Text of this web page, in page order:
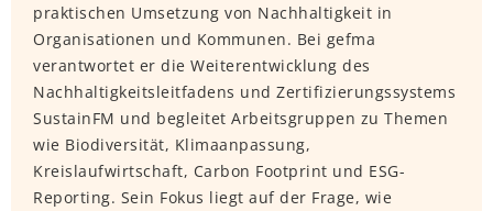
praktischen Umsetzung von Nachhaltigkeit in
Organisationen und Kommunen. Bei gefma
verantwortet er die Weiterentwicklung des
Nachhaltigkeitsleitfadens und Zertifizierungssystems
SustainFM und begleitet Arbeitsgruppen zu Themen
wie Biodiversität, Klimaanpassung,
Kreislaufwirtschaft, Carbon Footprint und ESG-
Reporting. Sein Fokus liegt auf der Frage, wie